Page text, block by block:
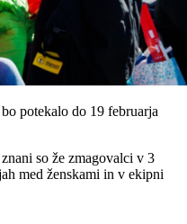
potekalo do 19 februarja
so že zmagovalci v 3
med ženskami in v ekipni